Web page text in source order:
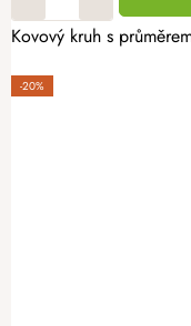
Kovový kruh s
-20%